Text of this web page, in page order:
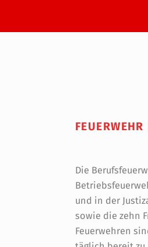
Die
und in der
sowie die zehn
Feuerwehren